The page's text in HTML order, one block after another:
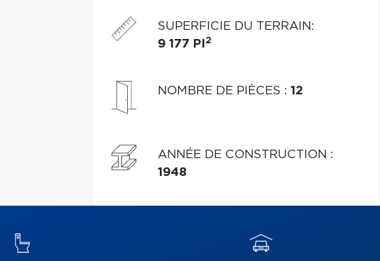
investissement de choix avec un potentiel
exceptionnel.
SUPERFICIE DU TERRAIN:
9 177 PI 2
NOMBRE DE PIÈCES : 12
ANNÉE DE CONSTRUCTION :
1948